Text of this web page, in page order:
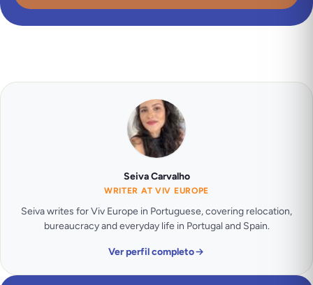
Seiva Carvalho
WRITER AT VIV EUROPE
Seiva writes for Viv Europe in Portuguese, covering relocation,
bureaucracy and everyday life in Portugal and Spain.
Ver perfil completo